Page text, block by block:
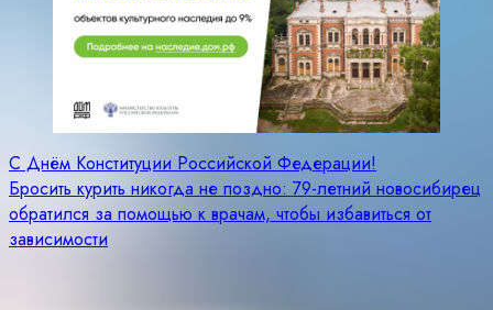
Навигация
по
записям
С Днём Конституции Российской Федерации!
Бросить курить никогда не поздно: 79-летний новосибирец
обратился за помощью к врачам, чтобы избавиться от
зависимости